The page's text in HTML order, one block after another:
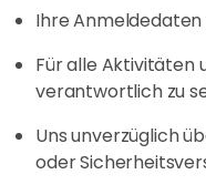
Ihre
Für alle Aktivitäten
verantwortlich zu
Uns unverzüglich
oder